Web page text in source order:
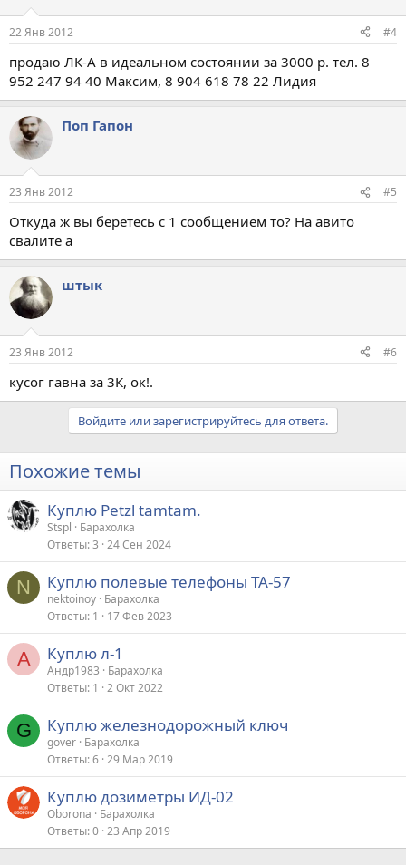
22 Янв 2012 #4
продаю ЛК-А в идеальном состоянии за 3000 р. тел. 8
952 247 94 40 Максим, 8 904 618 78 22 Лидия
Поп Гапон
23 Янв 2012 #5
Откуда ж вы беретесь с 1 сообщением то? На авито
свалите а
штык
23 Янв 2012 #6
кусог гавна за 3К, ок!.
Войдите или зарегистрируйтесь для ответа.
Похожие темы
Куплю Petzl tamtam.
Stspl
Барахолка
Ответы 3 24 Сен 2024
N Куплю полевые телефоны ТА-57
nektoinoy Барахолка
Ответы 1 17 Фев 2023
А Куплю л-1
Андр1983
Барахолка
Ответы 1 2 Окт 2022
G Куплю железнодорожный ключ
gover Барахолка
Ответы 6 29 Мар 2019
Куплю дозиметры ИД-02
Oborona
Барахолка
Ответы 0 23 Апр 2019